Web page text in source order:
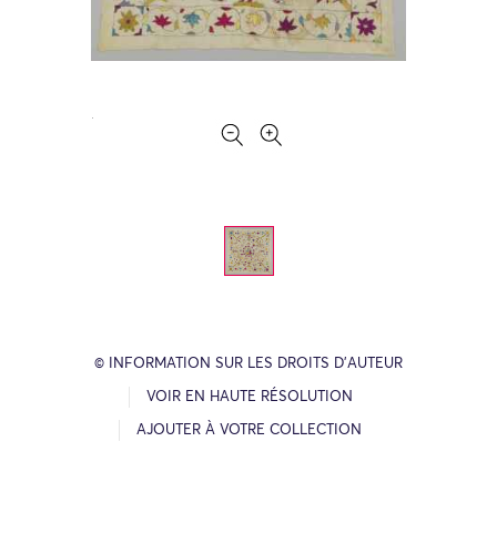
© INFORMATION SUR LES DROITS D’AUTEUR
VOIR EN HAUTE RÉSOLUTION
AJOUTER À VOTRE COLLECTION